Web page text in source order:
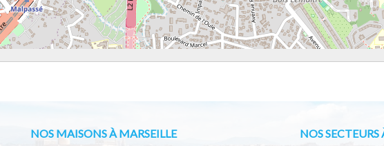
NOS MAISONS À MARSEILLE NOS SECTEURS